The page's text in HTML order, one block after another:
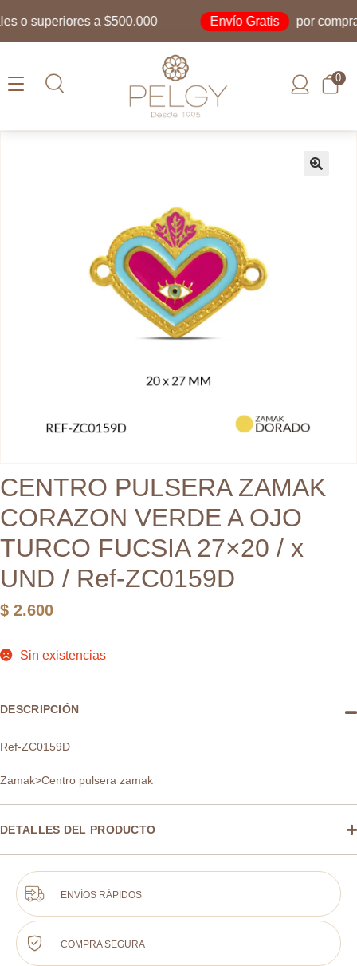
superiores a $500.000 Envío Gratis por compras
0
CENTRO PULSERA ZAMAK
CORAZON VERDE A OJO
TURCO FUCSIA 27×20 / x
UND / Ref-ZC0159D
$ 2.600
Sin existencias
DESCRIPCIÓN
Ref-ZC0159D
Zamak>Centro pulsera zamak
DETALLES DEL PRODUCTO
ENVÍOS RÁPIDOS
COMPRA SEGURA